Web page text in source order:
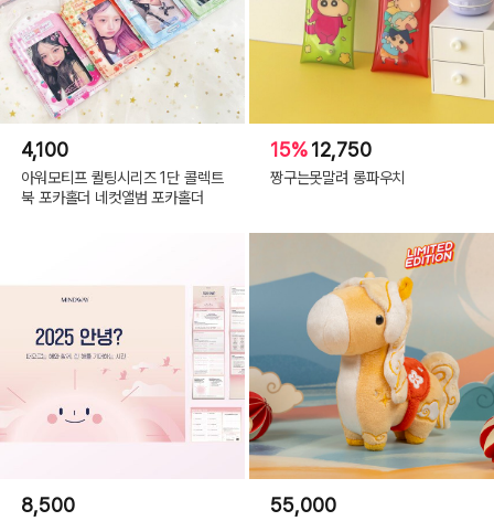
4,100
아워모티프 퀼팅시리즈 1단 콜렉트
북 포카홀더 네컷앨범 포카홀더
15%12,750
짱구는못말려 롱파우치
8,500 55,000